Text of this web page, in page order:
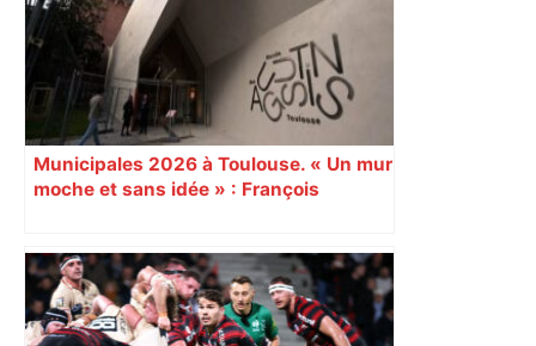
Piquemal, "ce n’est pas un accord de
postes" – ladepeche.fr
Municipales 2026 à Toulouse. « Un mur
moche et sans idée » : François
Augustins